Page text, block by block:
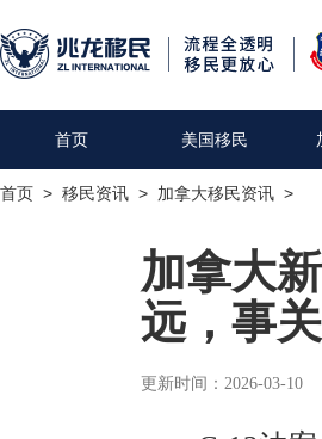
首页 美国移民
首页 > 移民资讯 > 加拿大移民资讯 >
加拿大
远，事
更新时间：2026-03-10